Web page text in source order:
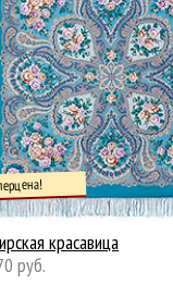
красавица
руб.